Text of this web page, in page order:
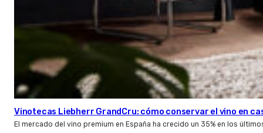
Vinotecas Liebherr GrandCru: cómo conservar el vino en
El mercado del vino premium en España ha crecido un 35% en los